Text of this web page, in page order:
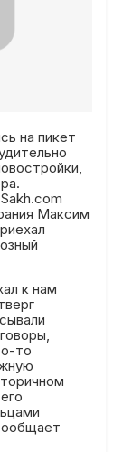
на пикет
Максим
к нам
то